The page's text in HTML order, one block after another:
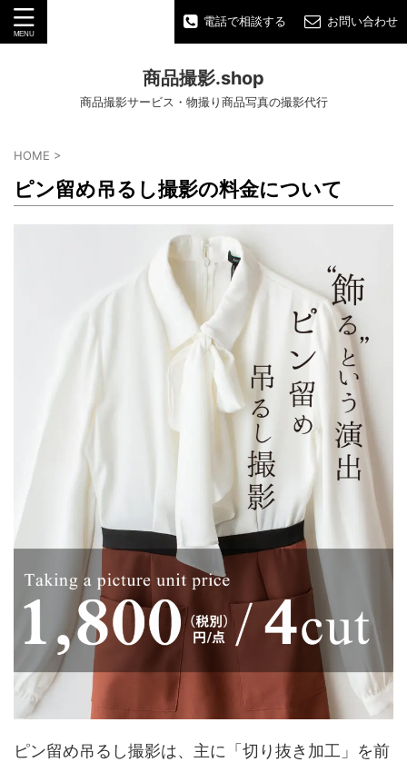
電話で相談する お問い合わせ
商品撮影.shop
商品撮影サービス・物撮り商品写真の撮影代行
HOME >
ピン留め吊るし撮影の料金について
ピン留め吊るし撮影は、主に「切り抜き加工」を前